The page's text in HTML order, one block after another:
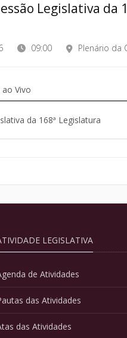
Legislativa da
09:00 Plenário da
Vivo
da 168ª Legislatura
LEGISLATIVA
de Atividades
das Atividades
das Atividades